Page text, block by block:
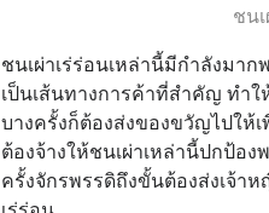
ชน
ชนเผ่าเร่ร่อนเหล่านี้มีกำลังมา
เป็นเส้นทางการค้าที่สำคัญ ทำใ
บางครั้งก็ต้องส่งของขวัญไปให้
ต้องจ้างให้ชนเผ่าเหล่านี้ปกป้อง
ครั้งจักรพรรดิถึงขั้นต้องส่งเจ้า